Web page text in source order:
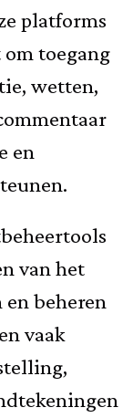
platforms
toegang
wetten,
en
van het
beheren
vaak